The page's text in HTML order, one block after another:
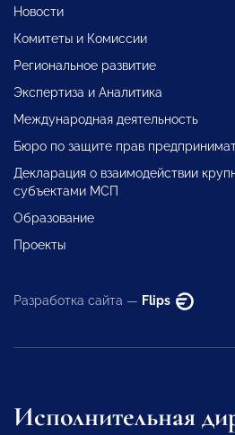
Новости
Комитеты и Комиссии
Региональное развитие
Экспертиза и Аналитика
Международная деятельность
Бюро по защите прав
Декларация о взаимодействии
субъектами МСП
Образование
Проекты
Разработка сайта — Flips
Исполнительная